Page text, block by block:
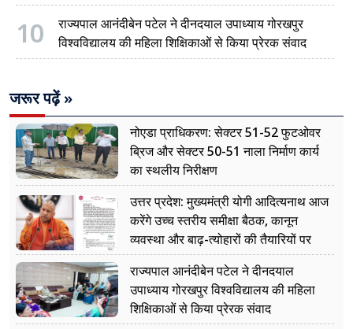
10
राज्यपाल आनंदीबेन पटेल ने दीनदयाल उपाध्याय गोरखपुर
विश्वविद्यालय की महिला शिक्षिकाओं से किया प्रेरक संवाद
जरूर पढ़ें »
नोएडा प्राधिकरण: सेक्टर 51-52 फुटओवर
ब्रिज और सेक्टर 50-51 नाला निर्माण कार्य
का स्थलीय निरीक्षण
उत्तर प्रदेश: मुख्यमंत्री योगी आदित्यनाथ आज
करेंगे उच्च स्तरीय समीक्षा बैठक, कानून
व्यवस्था और बाढ़-त्योहारों की तैयारियों पर
नजर
राज्यपाल आनंदीबेन पटेल ने दीनदयाल
उपाध्याय गोरखपुर विश्वविद्यालय की महिला
शिक्षिकाओं से किया प्रेरक संवाद